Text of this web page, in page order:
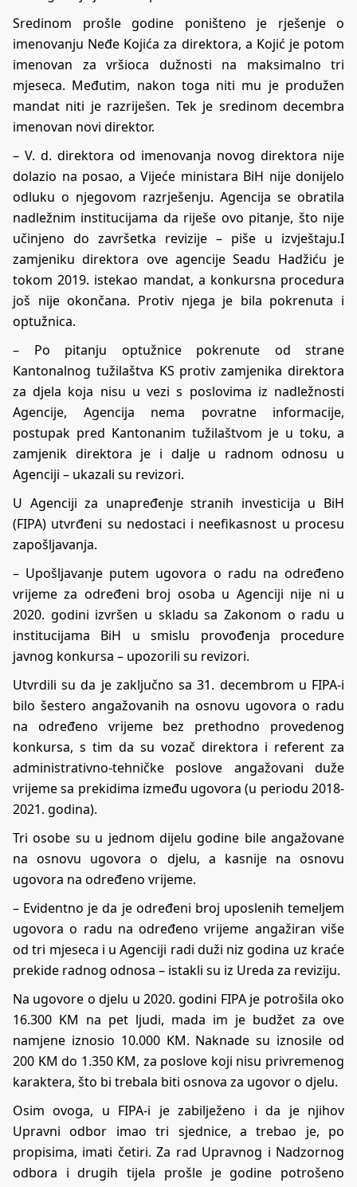
Sredinom prošle godine poništeno je rješenje o
imenovanju Neđe Kojića za direktora, a Kojić je potom
imenovan za vršioca dužnosti na maksimalno tri
mjeseca. Međutim, nakon toga niti mu je produžen
mandat niti je razriješen. Tek je sredinom decembra
imenovan novi direktor.
– V. d. direktora od imenovanja novog direktora nije
dolazio na posao, a Vijeće ministara BiH nije donijelo
odluku o njegovom razrješenju. Agencija se obratila
nadležnim institucijama da riješe ovo pitanje, što nije
učinjeno do završetka revizije – piše u izvještaju.I
zamjeniku direktora ove agencije Seadu Hadžiću je
tokom 2019. istekao mandat, a konkursna procedura
još nije okončana. Protiv njega je bila pokrenuta i
optužnica.
– Po pitanju optužnice pokrenute od strane
Kantonalnog tužilaštva KS protiv zamjenika direktora
za djela koja nisu u vezi s poslovima iz nadležnosti
Agencije, Agencija nema povratne informacije,
postupak pred Kantonanim tužilaštvom je u toku, a
zamjenik direktora je i dalje u radnom odnosu u
Agenciji – ukazali su revizori.
U Agenciji za unapređenje stranih investicija u BiH
(FIPA) utvrđeni su nedostaci i neefikasnost u procesu
zapošljavanja.
– Upošljavanje putem ugovora o radu na određeno
vrijeme za određeni broj osoba u Agenciji nije ni u
2020. godini izvršen u skladu sa Zakonom o radu u
institucijama BiH u smislu provođenja procedure
javnog konkursa – upozorili su revizori.
Utvrdili su da je zaključno sa 31. decembrom u FIPA-i
bilo šestero angažovanih na osnovu ugovora o radu
na određeno vrijeme bez prethodno provedenog
konkursa, s tim da su vozač direktora i referent za
administrativno-tehničke poslove angažovani duže
vrijeme sa prekidima između ugovora (u periodu 2018-
2021. godina).
Tri osobe su u jednom dijelu godine bile angažovane
na osnovu ugovora o djelu, a kasnije na osnovu
ugovora na određeno vrijeme.
– Evidentno je da je određeni broj uposlenih temeljem
ugovora o radu na određeno vrijeme angažiran više
od tri mjeseca i u Agenciji radi duži niz godina uz kraće
prekide radnog odnosa – istakli su iz Ureda za reviziju.
Na ugovore o djelu u 2020. godini FIPA je potrošila oko
16.300 KM na pet ljudi, mada im je budžet za ove
namjene iznosio 10.000 KM. Naknade su iznosile od
200 KM do 1.350 KM, za poslove koji nisu privremenog
karaktera, što bi trebala biti osnova za ugovor o djelu.
Osim ovoga, u FIPA-i je zabilježeno i da je njihov
Upravni odbor imao tri sjednice, a trebao je, po
propisima, imati četiri. Za rad Upravnog i Nadzornog
odbora i drugih tijela prošle je godine potrošeno